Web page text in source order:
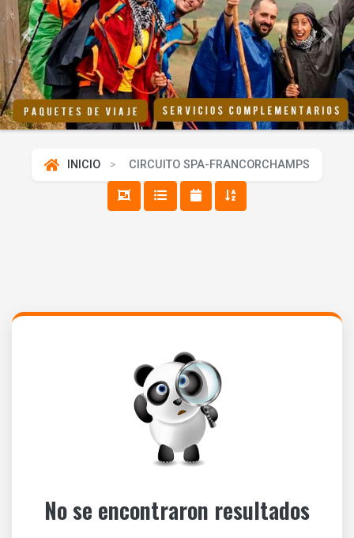
Previous Next
INICIO CIRCUITO SPA-FRANCORCHAMPS
No se encontraron resultados